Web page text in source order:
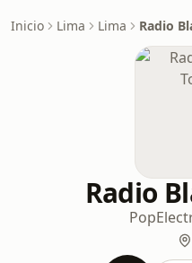
Inicio Lima Lima Radio
Radio
Pop